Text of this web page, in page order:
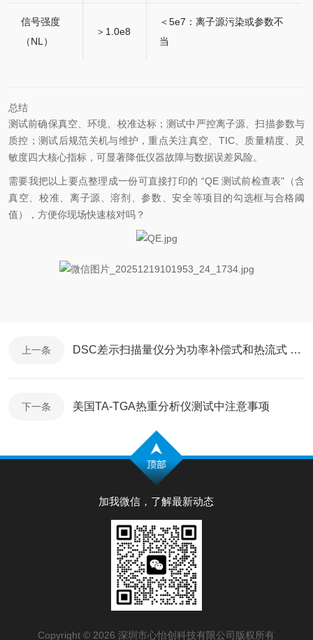
信号强度
（NL）
＞1.0e8
＜5e7：离子源污染或参数不
当
总结
测试前确保真空、环境、校准达标；测试中严控离子源、扫描参数与
质控；测试后规范关机与维护，重点关注真空、TIC、质量精度、灵
敏度四大核心指标，可显著降低仪器故障与数据误差风险。
需要我把以上要点整理成一份可直接打印的 “QE 测试前检查表"（含
真空、校准、离子源、溶剂、参数、安全等项目的勾选框与合格阈
值），方便你现场快速核对吗？
上一条 DSC差示扫描量仪分为功率补偿式和热流式 测试样品注意事项
下一条 美国TA-TGA热重分析仪测试中注意事项
加我微信，了解最新动态
Copyright © 2026 深圳市心怡创科技有限公司版权所有